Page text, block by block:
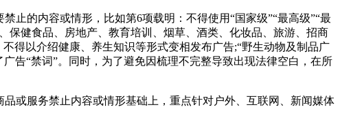
的内容或情形，比如第6项载明：不得使用“国家级”“最高级”“最
保健食品、房地产、教育培训、烟草、酒类、化妆品、旅游、招商
得以介绍健康、养生知识等形式变相发布广告;“野生动物及制品广
告“禁词”。同时，为了避免因梳理不完整导致出现法律空白，在所
或服务禁止内容或情形基础上，重点针对户外、互联网、新闻媒体